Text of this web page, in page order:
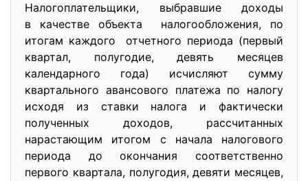
Налогоплательщики, выбравшие доходы
в качестве объекта налогообложения, по
итогам каждого отчетного периода (первый
квартал, полугодие, девять месяцев
календарного года) исчисляют сумму
квартального авансового платежа по налогу
исходя из ставки налога и фактически
полученных доходов, рассчитанных
нарастающим итогом с начала налогового
периода до окончания соответственно
первого квартала, полугодия, девяти месяцев,